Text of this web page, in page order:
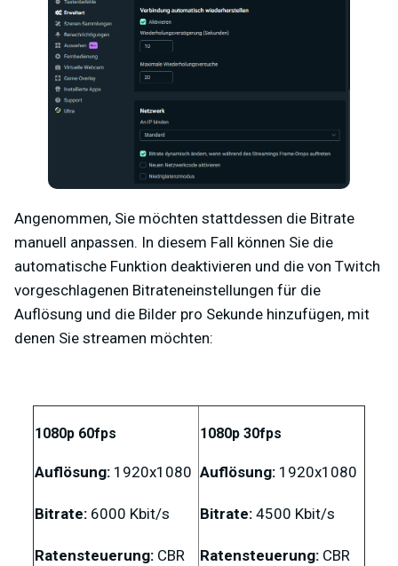
Angenommen, Sie möchten stattdessen die Bitrate
manuell anpassen. In diesem Fall können Sie die
automatische Funktion deaktivieren und die von Twitch
vorgeschlagenen Bitrateneinstellungen für die
Auflösung und die Bilder pro Sekunde hinzufügen, mit
denen Sie streamen möchten:
1080p 60fps
Auflösung: 1920x1080
Bitrate: 6000 Kbit/s
Ratensteuerung: CBR
1080p 30fps
Auflösung: 1920x1080
Bitrate: 4500 Kbit/s
Ratensteuerung: CBR